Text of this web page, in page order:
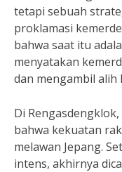
tetapi sebuah
proklamasi
bahwa saat itu
menyatakan
dan mengambil alih
Di
bahwa kekuatan
melawan Jepang.
intens, akhirnya